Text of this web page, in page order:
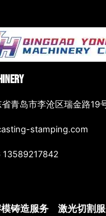
青岛市李沧区瑞金路19
stamping.com
铸造服务 激光切割